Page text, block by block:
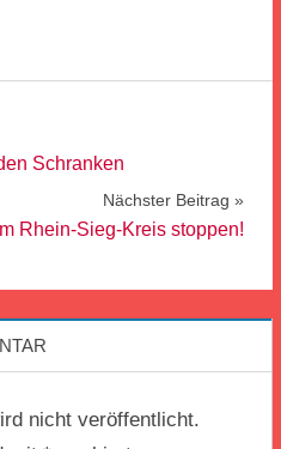
Schranken
Nächster Beitrag
Rhein-Sieg-Kreis stoppen!
nicht veröffentlicht.